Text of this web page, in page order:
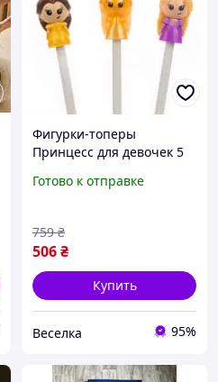
Фигурки-топеры
Принцесс для девочек 5
игрушки для творчества
Готово к отправке
506₴
759 ₴
Купить
Веселка 95%